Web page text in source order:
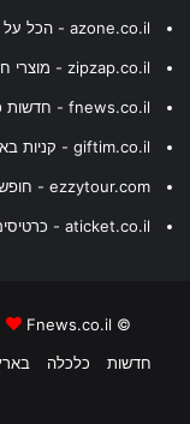
azone.co.il - הכל על קניה באמזון
zipzap.co.il - מוצרי חשמל במחירים הגיוניים
fnews.co.il - חדשות כלכלה
giftim.co.il - קניות באינטרנט
ezzytour.com - חופשות בארץ ובעולם
aticket.co.il - כרטיסים להופעות
© Copyright 2026, All Rights Reserved |
Fnews.co.il
חדשות
כלכלה